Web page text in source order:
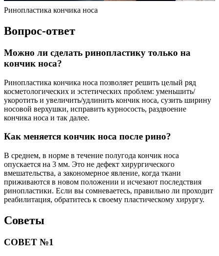
Ринопластика кончика носа
Вопрос-ответ
Можно ли сделать ринопластику только на
кончик носа?
Ринопластика кончика носа позволяет решить целый ряд
косметологических и эстетических проблем: уменьшить/
укоротить и увеличить/удлинить кончик носа, сузить ширину
носовой верхушки, исправить курносость, раздвоение
кончика носа и так далее.
Как меняется кончик носа после рино?
В среднем, в норме в течение полугода кончик носа
опускается на 3 мм. Это не дефект хирургического
вмешательства, а закономерное явление, когда ткани
приживаются в новом положении и исчезают последствия
ринопластики. Если вы сомневаетесь, правильно ли проходит
реабилитация, обратитесь к своему пластическому хирургу.
Советы
СОВЕТ №1